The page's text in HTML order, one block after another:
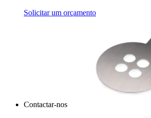
Solicitar um orçamento
Contactar-nos